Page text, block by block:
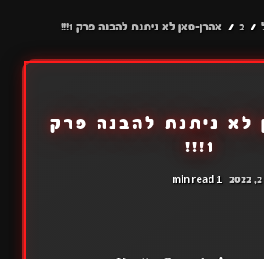
2 אהרן-סאן לא ניתנת להבנה פרק 1!!!
לא ניתנת להבנה פרק
1!!!
1 min read